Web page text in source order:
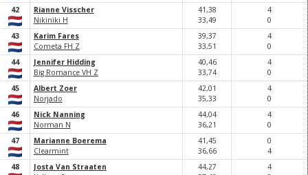
42
Rianne Visscher
Nikiniki H
41,38
33,49
4
0
43
Karim Fares
Cometa FH Z
39,37
33,51
4
0
44
Jennifer Hidding
Big Romance VH Z
40,46
33,74
4
0
45
Albert Zoer
Norjado
42,01
35,33
4
0
46
Nick Nanning
Norman N
44,04
36,21
4
0
47
Marianne Boerema
Clearmint
41,45
36,66
0
4
48
Josta Van Straaten
44,27
4